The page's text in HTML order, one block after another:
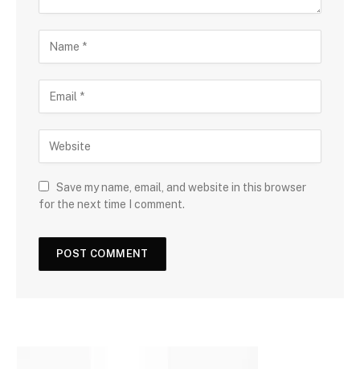
Save my name, email, and website in this browser
for the next time I comment.